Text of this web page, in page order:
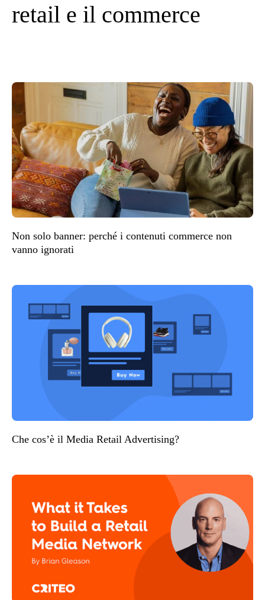
retail e il commerce
Non solo banner: perché i contenuti commerce non
vanno ignorati
Che cos’è il Media Retail Advertising?